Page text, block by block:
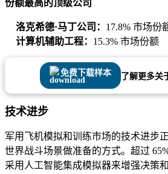
份额最高的顶级公司
洛克希德·马丁公司： 17.8% 市场份
计算机辅助工程： 15.3% 市场份额
免费下载样本 了解更多关
技术进步
军用飞机模拟和训练市场的技术进步
世界战斗场景做准备的方式。超过
采用人工智能集成模拟器来增强决策